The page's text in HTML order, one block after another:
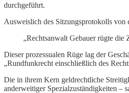
durchgeführt.
Ausweislich des Sitzungsprotokolls von
„Rechtsanwalt Gebauer rügte die
Dieser prozessualen Rüge lag der
„Rundfunkrecht einschließlich des
Die in ihrem Kern geldrechtliche
anderweitiger Spezialzuständigkeiten –